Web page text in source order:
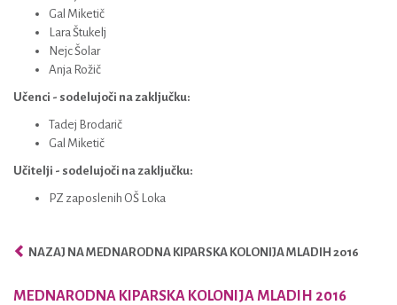
Gal Miketič
Lara Štukelj
Nejc Šolar
Anja Rožič
Učenci - sodelujoči na zaključku:
Tadej Brodarič
Gal Miketič
Učitelji - sodelujoči na zaključku:
PZ zaposlenih OŠ Loka
NAZAJ NA MEDNARODNA KIPARSKA KOLONIJA MLADIH 2016
MEDNARODNA KIPARSKA KOLONIJA MLADIH 2016